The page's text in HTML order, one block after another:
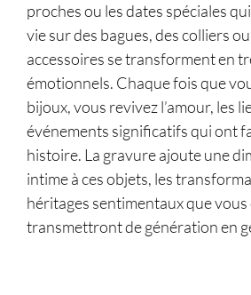
proches ou les dates spéciales
vie sur des bagues, des colliers
accessoires se transforment en
émotionnels. Chaque fois que
bijoux, vous revivez l’amour, les
événements significatifs qui ont
histoire. La gravure ajoute une
intime à ces objets, les
héritages sentimentaux que
transmettront de génération en